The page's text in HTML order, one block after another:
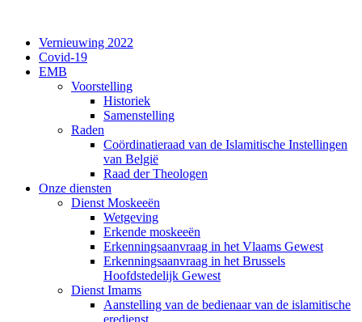
Vernieuwing 2022
Covid-19
EMB
Voorstelling
Historiek
Samenstelling
Raden
Coördinatieraad van de Islamitische Instellingen
van België
Raad der Theologen
Onze diensten
Dienst Moskeeën
Wetgeving
Erkende moskeeën
Erkenningsaanvraag in het Vlaams Gewest
Erkenningsaanvraag in het Brussels
Hoofdstedelijk Gewest
Dienst Imams
Aanstelling van de bedienaar van de islamitische
eredienst